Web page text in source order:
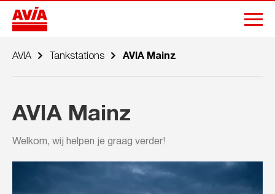
AVIA Tankstations AVIA Mainz
AVIA Mainz
Welkom, wij helpen je graag verder!